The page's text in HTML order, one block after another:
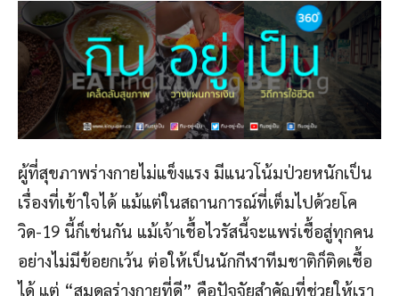
ผู้ที่สุขภาพร่างกายไม่แข็งแรง มีแนวโน้มป่วยหนักเป็น
เรื่องที่เข้าใจได้ แม้แต่ในสถานการณ์ที่เต็มไปด้วยโค
วิด-19 นี้ก็เช่นกัน แม้เจ้าเชื้อไวรัสนี้จะแพร่เชื้อสู่ทุกคน
อย่างไม่มีข้อยกเว้น ต่อให้เป็นนักกีฬาทีมชาติก็ติดเชื้อ
ได้ แต่ “สมดุลร่างกายที่ดี” คือปัจจัยสำคัญที่ช่วยให้เรา